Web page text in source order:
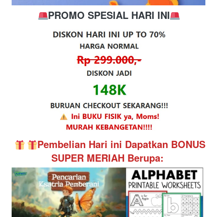
PROMO SPESIAL HARI INI
Pembelian Hari ini Dapatkan BONUS
SUPER MERIAH Berupa: